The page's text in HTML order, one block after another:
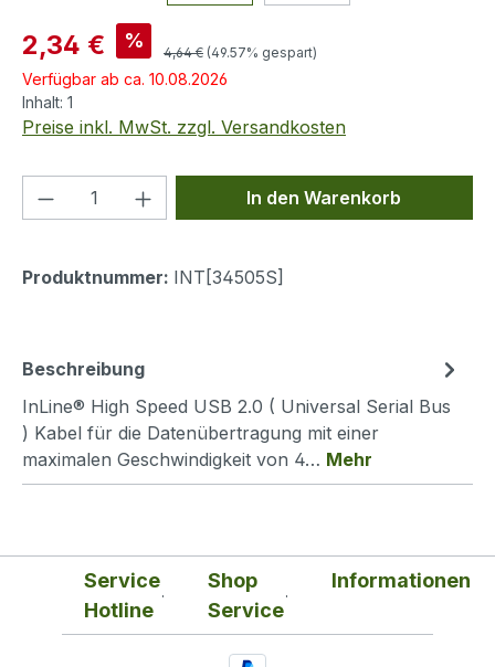
Verkaufspreis:
2,34 € % Regulärer Preis:
4,64 € (49.57% gespart)
Verfügbar ab ca. 10.08.2026
Inhalt: 1
Preise inkl. MwSt. zzgl. Versandkosten
Produkt Anzahl: Gib denIn den Warenkorb
Produktnummer: INT[34505S]
Beschreibung
InLine® High Speed USB 2.0 ( Universal Serial Bus
) Kabel für die Datenübertragung mit einer
maximalen Geschwindigkeit von 4… Mehr
Service
Hotline
Shop
Service
Informationen